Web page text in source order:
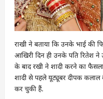
राखी ने बताया कि उनके भाई की
आखिरी दिन ही उनके पति रितेश
के बाद रखी ने शादी करने का
शादी से पहले यूट्यूबर दीपक
कर चुकी हैं.